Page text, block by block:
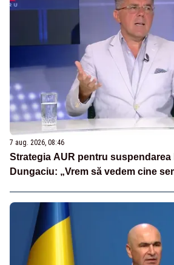
7 aug. 2026, 08:46
Strategia AUR pentru
Dungaciu: „Vrem să vedem cine